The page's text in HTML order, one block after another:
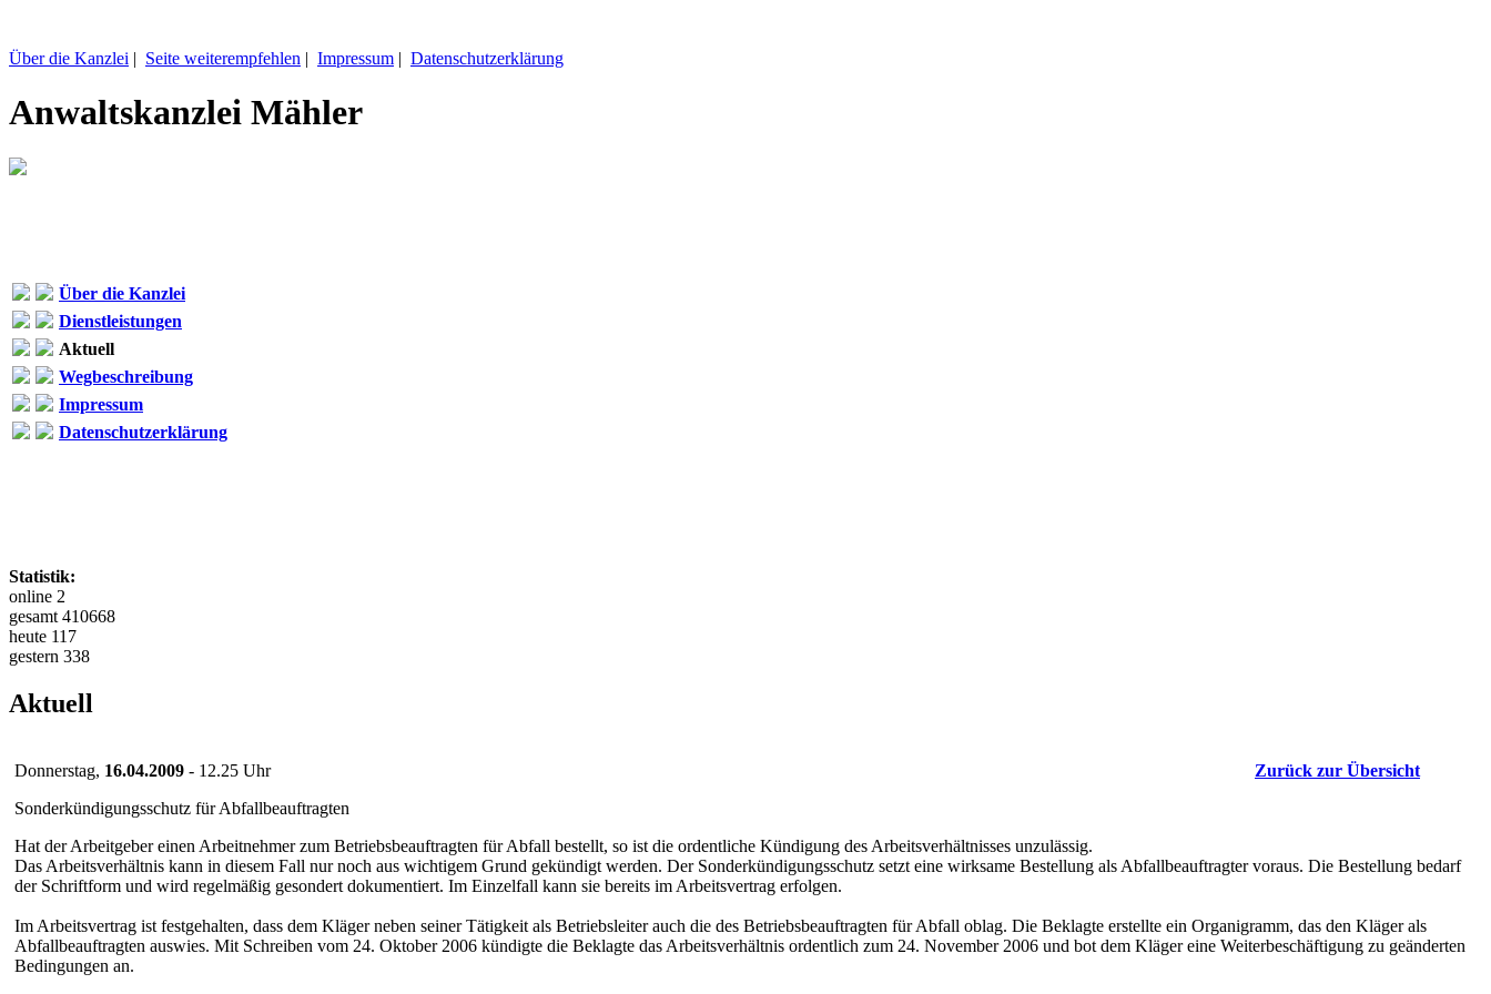
Über die Kanzlei | Seite weiterempfehlen | Impressum | Datenschutzerklärung
Anwaltskanzlei Mähler
Über die Kanzlei
Dienstleistungen
Aktuell
Wegbeschreibung
Impressum
Datenschutzerklärung
Statistik:
online 2
gesamt 410668
heute 117
gestern 338
Aktuell
Donnerstag, 16.04.2009 - 12.25 Uhr
Zurück zur Übersicht
Sonderkündigungsschutz für Abfallbeauftragten
Hat der Arbeitgeber einen Arbeitnehmer zum Betriebsbeauftragten für Abfall bestellt, so ist die ordentliche Kündigung des Arbeitsverhältnisses unzulässig.
Das Arbeitsverhältnis kann in diesem Fall nur noch aus wichtigem Grund gekündigt werden. Der Sonderkündigungsschutz setzt eine wirksame Bestellung als Abfallbeauftragter voraus. Die Bestellung bedarf
der Schriftform und wird regelmäßig gesondert dokumentiert. Im Einzelfall kann sie bereits im Arbeitsvertrag erfolgen.
Im Arbeitsvertrag ist festgehalten, dass dem Kläger neben seiner Tätigkeit als Betriebsleiter auch die des Betriebsbeauftragten für Abfall oblag. Die Beklagte erstellte ein Organigramm, das den Kläger als
Abfallbeauftragten auswies. Mit Schreiben vom 24. Oktober 2006 kündigte die Beklagte das Arbeitsverhältnis ordentlich zum 24. November 2006 und bot dem Kläger eine Weiterbeschäftigung zu geänderten
Bedingungen an.